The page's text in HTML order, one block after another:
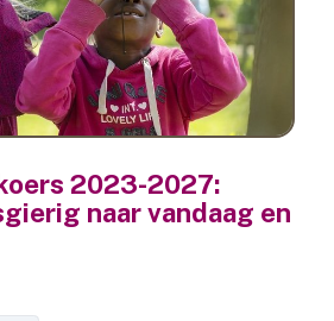
2023-2027:
naar vandaag en